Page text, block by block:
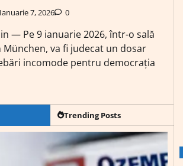
Ianuarie 7, 2026 0
— Pe 9 ianuarie 2026, într-o sală
München, va fi judecat un dosar
incomode pentru democrația
Trending Posts